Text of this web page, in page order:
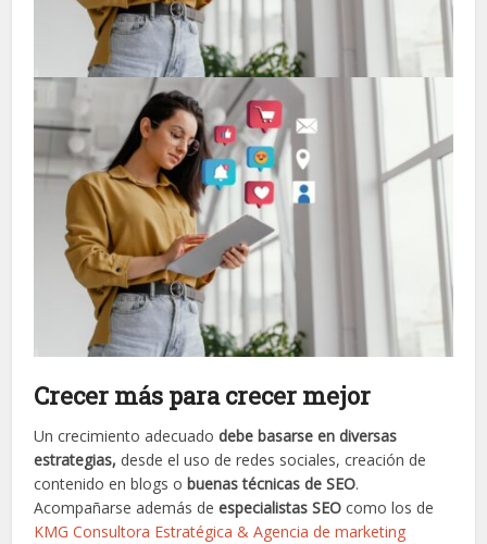
Crecer más para crecer mejor
Un crecimiento adecuadodebe basarse en diversas
estrategias, desde el uso de redes sociales, creación de
contenido en blogs obuenas técnicas de SEO.
Acompañarse además de especialistas SEO como los de
KMG Consultora Estratégica & Agencia de marketing